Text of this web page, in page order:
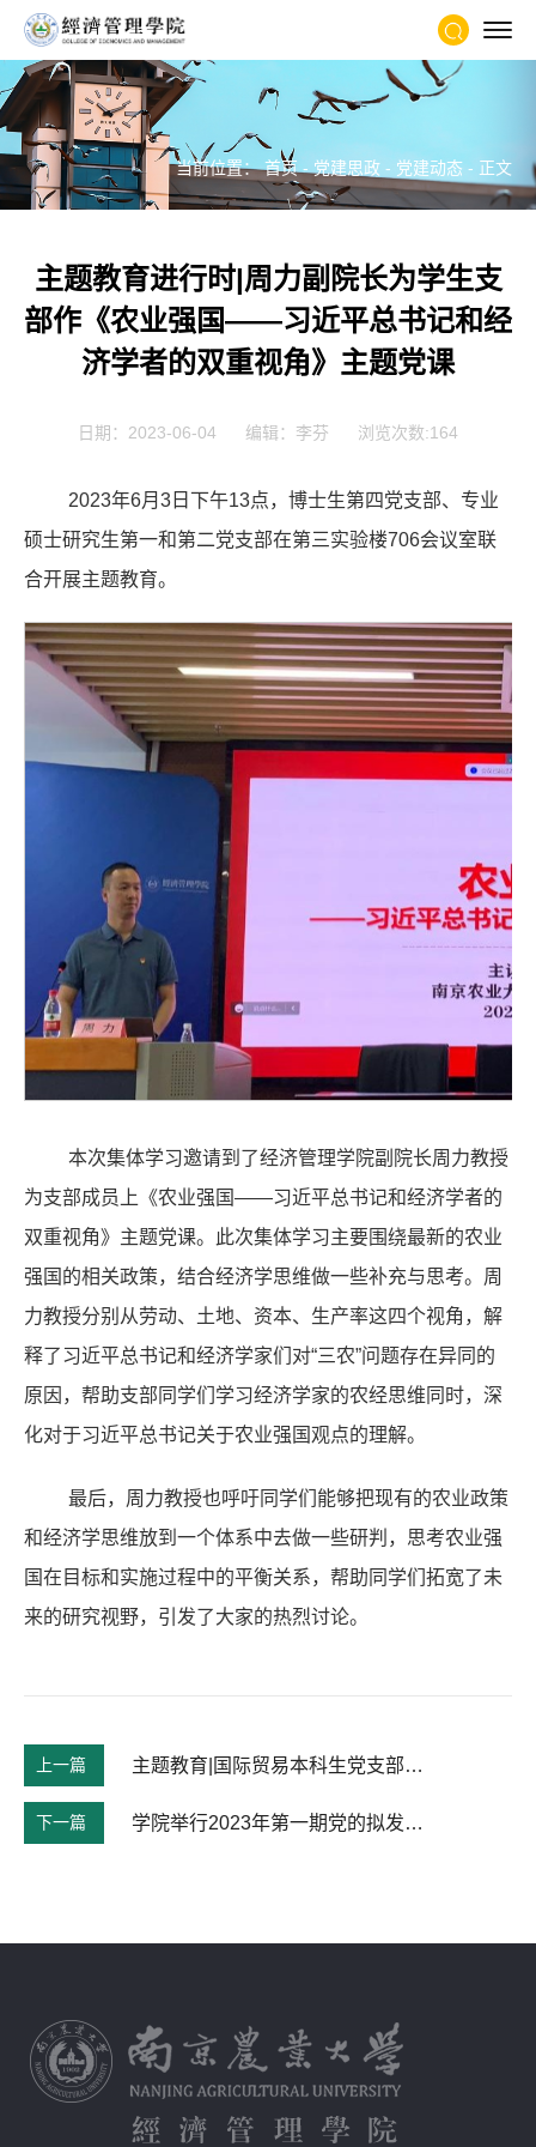
当前位置：首页- 党建思政 - 党建动态 - 正文
主题教育进行时|周力副院长为学生支
部作《农业强国——习近平总书记和经
济学者的双重视角》主题党课
日期：2023-06-04 编辑：李芬 浏览次数:164
2023年6月3日下午13点，博士生第四党支部、专业
硕士研究生第一和第二党支部在第三实验楼706会议室联
合开展主题教育。
本次集体学习邀请到了经济管理学院副院长周力教授
为支部成员上《农业强国——习近平总书记和经济学者的
双重视角》主题党课。此次集体学习主要围绕最新的农业
强国的相关政策，结合经济学思维做一些补充与思考。周
力教授分别从劳动、土地、资本、生产率这四个视角，解
释了习近平总书记和经济学家们对“三农”问题存在异同的
原因，帮助支部同学们学习经济学家的农经思维同时，深
化对于习近平总书记关于农业强国观点的理解。
最后，周力教授也呼吁同学们能够把现有的农业政策
和经济学思维放到一个体系中去做一些研判，思考农业强
国在目标和实施过程中的平衡关系，帮助同学们拓宽了未
来的研究视野，引发了大家的热烈讨论。
上一篇 主题教育|国际贸易本科生党支部学习《习近平在第二十届中共中央政治局第五次集体学习上的重要讲话》
下一篇 学院举行2023年第一期党的拟发展对象答辩大会